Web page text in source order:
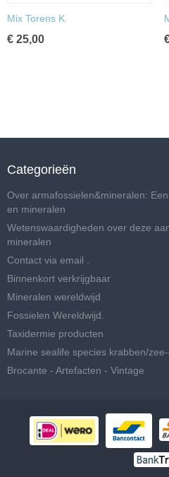
Mix Torens K
€ 25,00
Categorieën
Over armafossielen&mineralen:
en mineralen
Wetenswaardigheden over deze
mineralen
Contact via email .
Binnenkort verkrijgbaar
Mineralen wereldwijd
Fossielen Wereldwijd.
Taxidermie producten
Marine sealife species krabben/
Brocante - Artefacten - Vintage